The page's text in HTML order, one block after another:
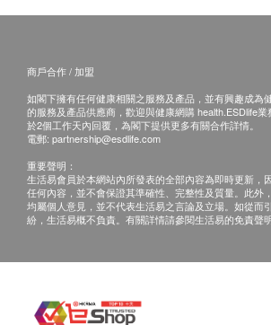
商戶合作 / 加盟
如閣下擁有任何健康相關之服務及產品，並有興趣成為
的服務及產品供應商，歡迎與健康網購 health.ESDlife
於2個工作天內回覆，為閣下提供更多有關合作詳情。
電郵: partnership@esdlife.com
重要聲明：
生活易會員於本網站內所發表的全部內容為即時更新，
任何內容，並不會保證其準確性、完整性及質量。此外
均屬個人意見，並不代表生活易之言論及立場。如從而
紛，生活易概不負責。有關詳情請參閱生活易的免責聲明